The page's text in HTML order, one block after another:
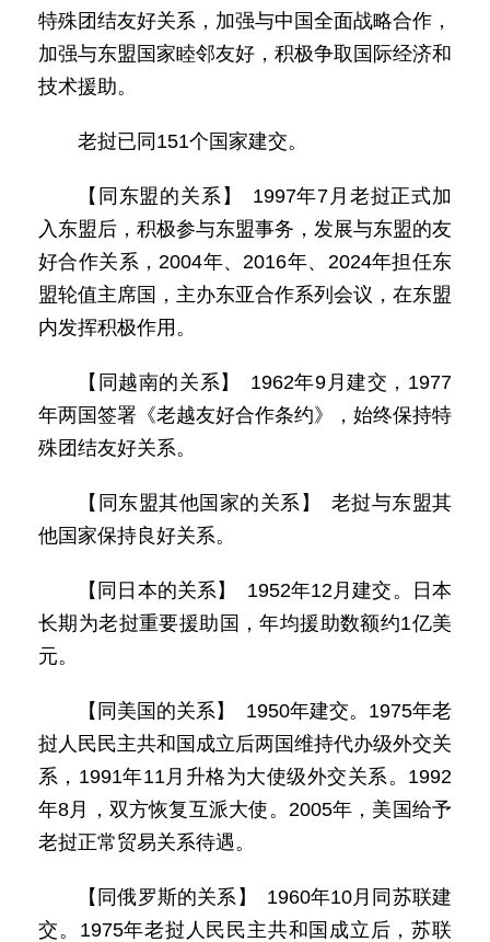
特殊团结友好关系，加强与中国全面战略合作，
加强与东盟国家睦邻友好，积极争取国际经济和
技术援助。
老挝已同151个国家建交。
【同东盟的关系】 1997年7月老挝正式加
入东盟后，积极参与东盟事务，发展与东盟的友
好合作关系，2004年、2016年、2024年担任东
盟轮值主席国，主办东亚合作系列会议，在东盟
内发挥积极作用。
【同越南的关系】 1962年9月建交，1977
年两国签署《老越友好合作条约》，始终保持特
殊团结友好关系。
【同东盟其他国家的关系】 老挝与东盟其
他国家保持良好关系。
【同日本的关系】 1952年12月建交。日本
长期为老挝重要援助国，年均援助数额约1亿美
元。
【同美国的关系】 1950年建交。1975年老
挝人民民主共和国成立后两国维持代办级外交关
系，1991年11月升格为大使级外交关系。1992
年8月，双方恢复互派大使。2005年，美国给予
老挝正常贸易关系待遇。
【同俄罗斯的关系】 1960年10月同苏联建
交。1975年老挝人民民主共和国成立后，苏联